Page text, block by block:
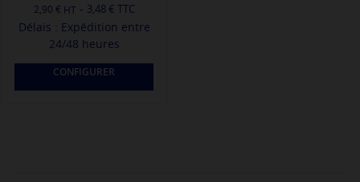
2,90 € - 3,48 € TTC
Délais : Expédition entre
24/48 heures
CONFIGURER